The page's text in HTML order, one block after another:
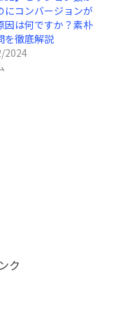
にコンバージョンが
因は何ですか？素朴
を徹底解説
2024
ク